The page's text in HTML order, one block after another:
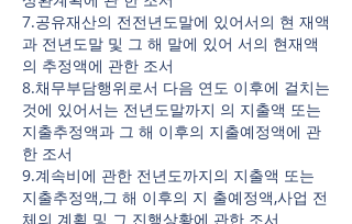
7.공유재산의 전전년도말에 있어서의 현 재액
과 전년도말 및 그 해 말에 있어 서의 현재액
의 추정액에 관한 조서
8.채무부담행위로서 다음 연도 이후에 걸치는
것에 있어서는 전년도말까지 의 지출액 또는
지출추정액과 그 해 이후의 지출예정액에 관
한 조서
9.계속비에 관한 전년도까지의 지출액 또는
지출추정액,그 해 이후의 지 출예정액,사업 전
체의 계획 및 그 진행상황에 관한 조서